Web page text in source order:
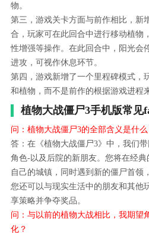
物。
第三，游戏关卡方面与前作相比，新
合，玩家可在此回合中进行移动植物
性增强等操作。在此回合中，阳光会
进攻，可视作休息环节。
第四，游戏新增了一个里程碑模式，
和植物，而不是前作的根据游戏进程
植物大战僵尸3手机版常见
问：植物大战僵尸3的全部含义是什么
答：在《植物大战僵尸3》中，我们
角色-以及后院的新朋友。您将在经
自己的城镇，同时遇到新的僵尸首领
您还可以与现实生活中的朋友和其他
享策略并争夺奖品。
问：与以前的植物大战相比，我期望
化？